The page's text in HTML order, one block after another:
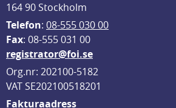
164 90 Stockholm
Telefon: 08-555 030 00
Fax: 08-555 031 00
registrator@foi.se
Org.nr: 202100-5182
VAT SE202100518201
Fakturaadress